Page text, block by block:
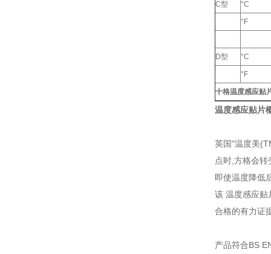
C型 °C
°F
D型 °C
°F
十格温度感应贴
温度感应贴片
英国"温度美
点时,方格会转
即使温度降低
该 温度感应贴
合格的有力证
产品符合BS